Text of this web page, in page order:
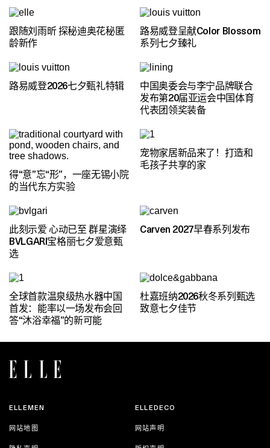
跟随刘雨昕 探秘迪奥花秘匿
龄新作
路易威登呈献Color Blossom
系列七夕臻礼
路易威登2026七夕甄礼特辑
中国奥委会与李宁品牌联合
发布第20届亚运会中国体育
代表团领奖装备
得“意”忘“形”，一座无锡小院
的当代东方实验
宠物家居新品来了！打造和
毛孩子共享的家
此刻示爱 心动已至 群星演绎
BVLGARI宝格丽七夕爱意甄
选
Carven 2027早春系列发布
全球首款温泉级热水器中国
首发：能率以一场发布会回
答“沐浴幸福”的新可能
杜嘉班纳2026秋冬系列甄选
致意七夕佳节
ELLEMEN ELLEDECO
网站地图 网站声明